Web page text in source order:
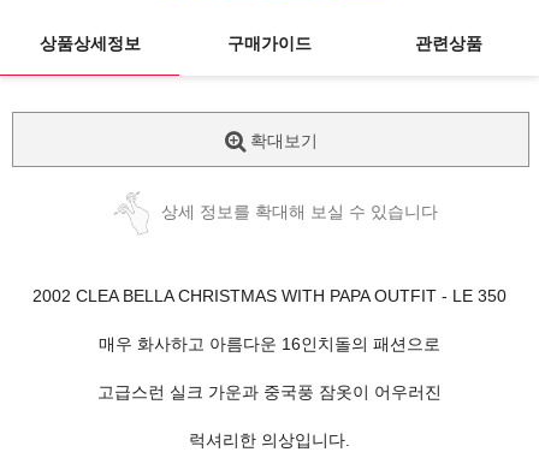
상품상세정보 구매가이드 관련상품
확대보기
상세 정보를 확대해 보실 수 있습니다
2002 CLEA BELLA CHRISTMAS WITH PAPA OUTFIT - LE 350
매우 화사하고 아름다운 16인치돌의 패션으로
고급스런 실크 가운과 중국풍 잠옷이 어우러진
럭셔리한 의상입니다.